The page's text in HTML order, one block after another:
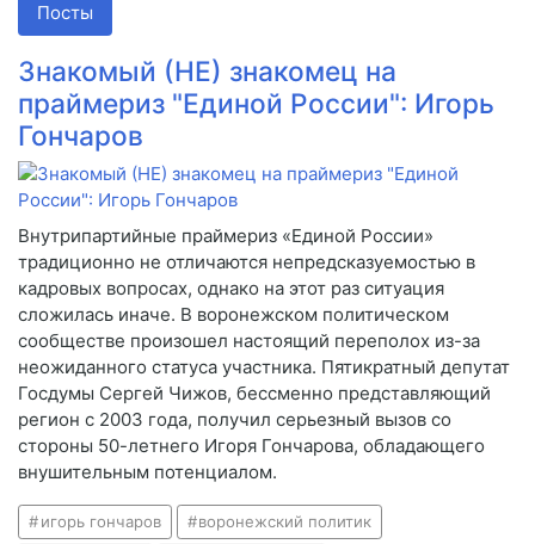
Посты
Знакомый (НЕ) знакомец на
праймериз "Единой России": Игорь
Гончаров
Внутрипартийные праймериз «Единой России»
традиционно не отличаются непредсказуемостью в
кадровых вопросах, однако на этот раз ситуация
сложилась иначе. В воронежском политическом
сообществе произошел настоящий переполох из-за
неожиданного статуса участника. Пятикратный депутат
Госдумы Сергей Чижов, бессменно представляющий
регион с 2003 года, получил серьезный вызов со
стороны 50-летнего Игоря Гончарова, обладающего
внушительным потенциалом.
игорь гончаров воронежский политик